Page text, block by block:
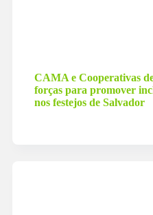
CAMA e Cooperativas
forças para promover
nos festejos de Salvador